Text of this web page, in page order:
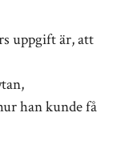
uppgift är, att
han kunde få